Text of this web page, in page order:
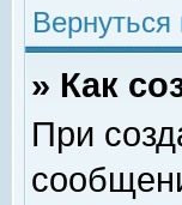
Вернуться
» Как
При